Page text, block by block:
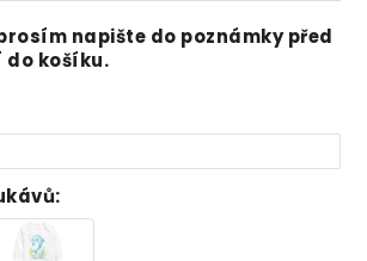
napište do poznámky před
do košíku.
: